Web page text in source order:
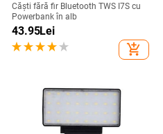
Căști fără fir Bluetooth TWS I7S cu
Powerbank în alb
43.95Lei
add_shopping_cart